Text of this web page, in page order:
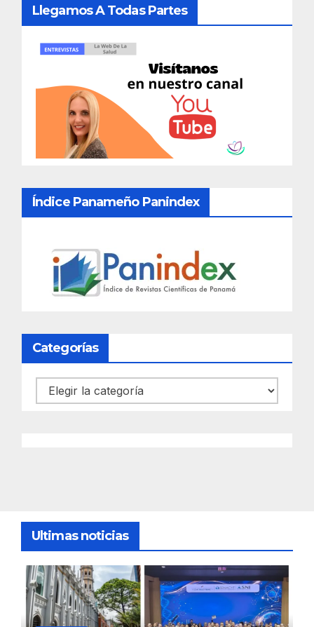
Llegamos A Todas Partes
Índice Panameño Panindex
Categorías
Categorías
Ultimas noticias